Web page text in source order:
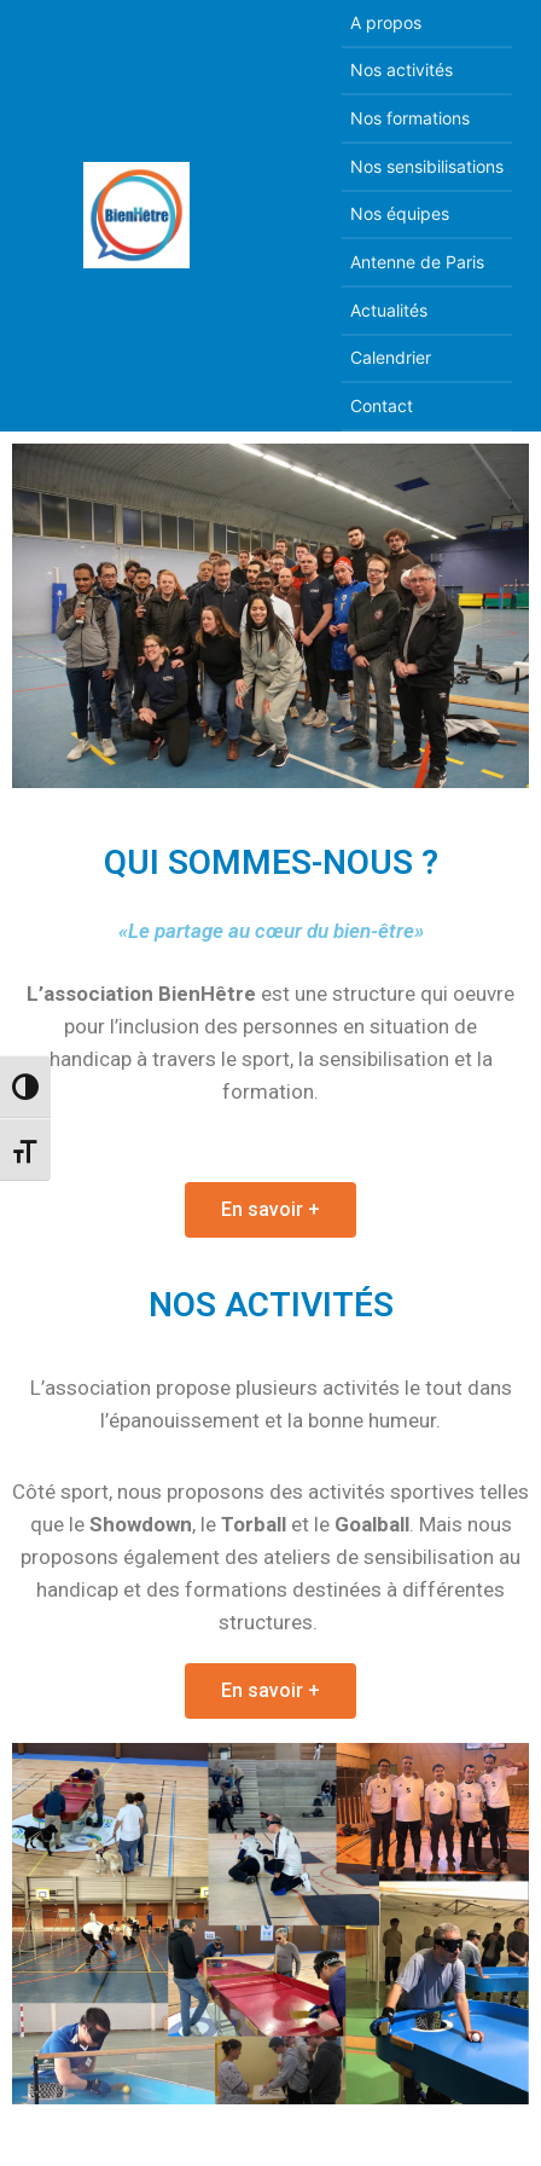
Passer en contraste élevé
Changer la taille de la police
A propos
Nos activités
Nos formations
Nos sensibilisations
Nos équipes
Antenne de Paris
Actualités
Calendrier
Contact
QUI SOMMES-NOUS ?
«Le partage au cœur du bien-être»
L’association BienHêtre est une structure qui oeuvre
pour l’inclusion des personnes en situation de
handicap à travers le sport, la sensibilisation et la
formation.
En savoir +
NOS ACTIVITÉS
L’association propose plusieurs activités le tout dans
l’épanouissement et la bonne humeur.
Côté sport, nous proposons des activités sportives telles
que le Showdown, le Torballet le Goalball. Mais nous
proposons également des ateliers de sensibilisation au
handicap et des formations destinées à différentes
structures.
En savoir +